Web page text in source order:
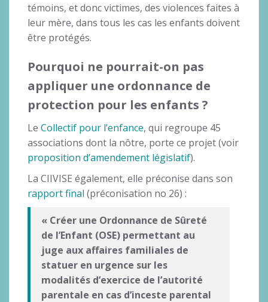
témoins, et donc victimes, des violences faites à
leur mère, dans tous les cas les enfants doivent
être protégés.
Pourquoi ne pourrait-on pas
appliquer une ordonnance de
protection pour les enfants ?
Le Collectif pour l’enfance, qui regroupe 45
associations dont la nôtre, porte ce projet (voir
proposition d’amendement législatif).
La CIIVISE également, elle préconise dans son
rapport final (préconisation no 26) :
« Créer une Ordonnance de Sûreté
de l’Enfant (OSE) permettant au
juge aux affaires familiales de
statuer en urgence sur les
modalités d’exercice de l’autorité
parentale en cas d’inceste parental